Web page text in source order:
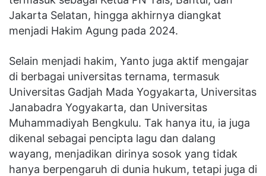
Jakarta Selatan, hingga akhirnya diangkat
menjadi Hakim Agung pada 2024.
Selain menjadi hakim, Yanto juga aktif mengajar
di berbagai universitas ternama, termasuk
Universitas Gadjah Mada Yogyakarta, Universitas
Janabadra Yogyakarta, dan Universitas
Muhammadiyah Bengkulu. Tak hanya itu, ia juga
dikenal sebagai pencipta lagu dan dalang
wayang, menjadikan dirinya sosok yang tidak
hanya berpengaruh di dunia hukum, tetapi juga di